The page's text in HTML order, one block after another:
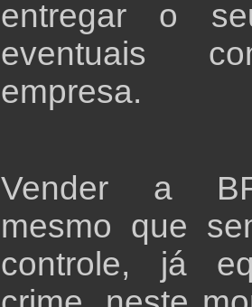
entregar o
eventuais
empresa.
Vender a
mesmo que
controle, já